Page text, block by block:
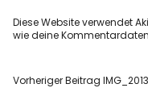
Diese Website verwendet
wie deine
Vorheriger Beitrag